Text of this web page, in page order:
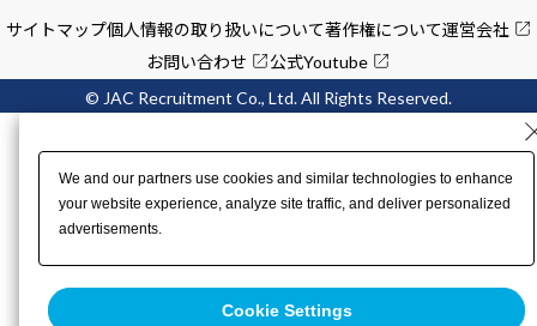
サイトマップ個人情報の取り扱いについて著作権について運営会社
お問い合わせ
公式Youtube
© JAC Recruitment Co., Ltd. All Rights Reserved.
We and our partners use cookies and similar technologies to enhance
your website experience, analyze site traffic, and deliver personalized
advertisements.
or customize your preferences by clicking "Cookie Settings". You can
Cookie Settings